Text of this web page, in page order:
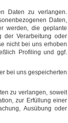
Daten zu verlangen.
Daten,
werden, die geplante
der Verarbeitung oder
nicht bei uns erhoben
Profiling und ggf.
bei uns gespeicherten
zu verlangen, soweit
zur Erfüllung einer
Ausübung oder